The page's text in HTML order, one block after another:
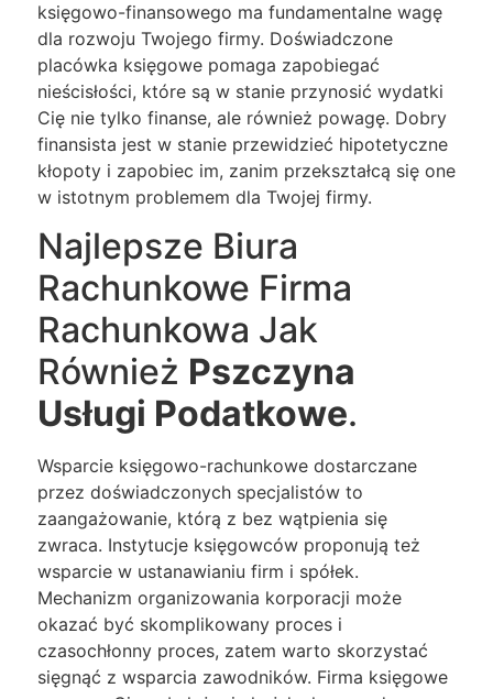
księgowo-finansowego ma fundamentalne wagę
dla rozwoju Twojego firmy. Doświadczone
placówka księgowe pomaga zapobiegać
nieścisłości, które są w stanie przynosić wydatki
Cię nie tylko finanse, ale również powagę. Dobry
finansista jest w stanie przewidzieć hipotetyczne
kłopoty i zapobiec im, zanim przekształcą się one
w istotnym problemem dla Twojej firmy.
Najlepsze Biura
Rachunkowe Firma
Rachunkowa Jak
Również Pszczyna
Usługi Podatkowe.
Wsparcie księgowo-rachunkowe dostarczane
przez doświadczonych specjalistów to
zaangażowanie, którą z bez wątpienia się
zwraca. Instytucje księgowców proponują też
wsparcie w ustanawianiu firm i spółek.
Mechanizm organizowania korporacji może
okazać być skomplikowany proces i
czasochłonny proces, zatem warto skorzystać
sięgnąć z wsparcia zawodników. Firma księgowe